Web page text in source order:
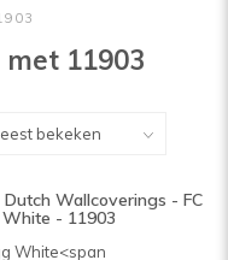
11903
Wallcoverings - FC
- 11903
White<span